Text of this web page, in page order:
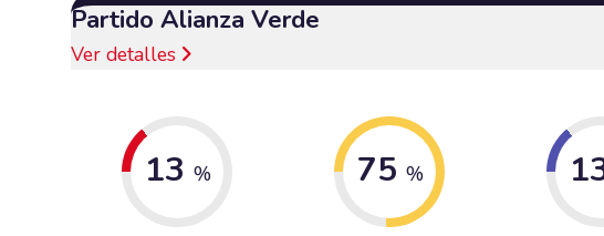
Partido Alianza Verde
Ver detalles
13 % 75 %